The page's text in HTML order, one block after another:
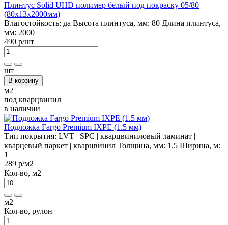
Плинтус Solid UHD полимер белый под покраску 05/80
(80х13х2000мм)
Влагостойкость: да Высота плинтуса, мм: 80 Длина плинтуса,
мм: 2000
490 р/шт
шт
В корзину
м2
под кварцвинил
в наличии
Подложка Fargo Premium IXPE (1.5 мм)
Тип покрытия: LVT | SPC | кварцвиниловый ламинат |
кварцевый паркет | кварцвинил Толщина, мм: 1.5 Ширина, м:
1
289 р/м2
Кол-во, м2
м2
Кол-во, рулон